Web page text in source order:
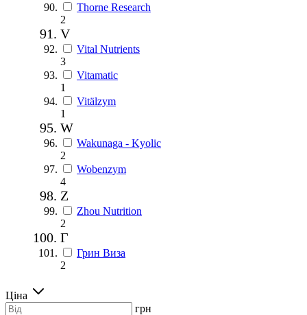
Thorne Research
2
V
Vital Nutrients
3
Vitamatic
1
Vitälzym
1
W
Wakunaga - Kyolic
2
Wobenzym
4
Z
Zhou Nutrition
2
Г
Грин Виза
2
Ціна
грн